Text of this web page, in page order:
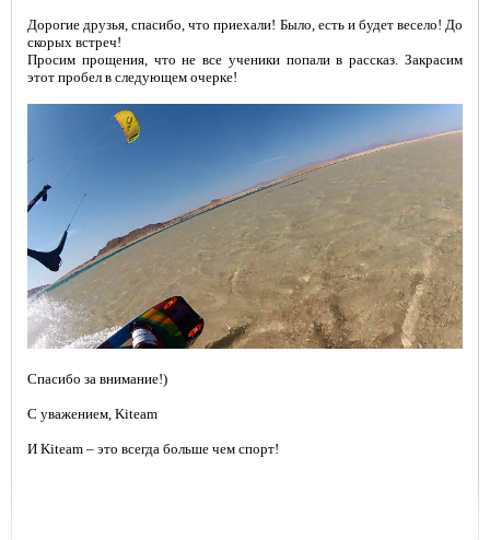
Дорогие друзья, спасибо, что приехали! Было, есть и будет весело! До
скорых встреч!
Просим прощения, что не все ученики попали в рассказ. Закрасим
этот пробел в следующем очерке!
Спасибо за внимание!)
С уважением, Kiteam
И Kiteam – это всегда больше чем спорт!
Очки для кайтсерфинга Kiteam
Спортивные очки Seaspecs